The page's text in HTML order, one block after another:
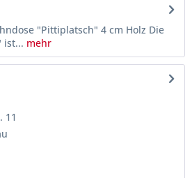
"Pittiplatsch" 4 cm Holz Die
ist... mehr
11